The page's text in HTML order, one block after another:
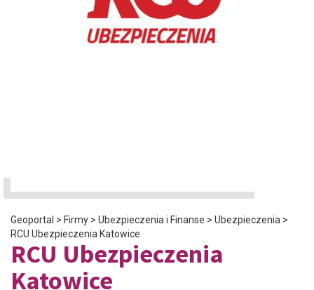
Geoportal > Firmy > Ubezpieczenia i Finanse > Ubezpieczenia >
RCU Ubezpieczenia Katowice
RCU Ubezpieczenia
Katowice